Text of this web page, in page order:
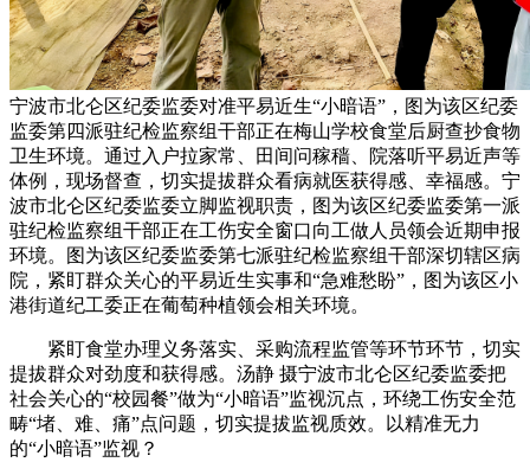
宁波市北仑区纪委监委对准平易近生“小暗语”，图为该区纪委
监委第四派驻纪检监察组干部正在梅山学校食堂后厨查抄食物
卫生环境。通过入户拉家常、田间问稼穑、院落听平易近声等
体例，现场督查，切实提拔群众看病就医获得感、幸福感。宁
波市北仑区纪委监委立脚监视职责，图为该区纪委监委第一派
驻纪检监察组干部正在工伤安全窗口向工做人员领会近期申报
环境。图为该区纪委监委第七派驻纪检监察组干部深切辖区病
院，紧盯群众关心的平易近生实事和“急难愁盼”，图为该区小
港街道纪工委正在葡萄种植领会相关环境。
紧盯食堂办理义务落实、采购流程监管等环节环节，切实
提拔群众对劲度和获得感。汤静 摄宁波市北仑区纪委监委把
社会关心的“校园餐”做为“小暗语”监视沉点，环绕工伤安全范
畴“堵、难、痛”点问题，切实提拔监视质效。以精准无力
的“小暗语”监视？